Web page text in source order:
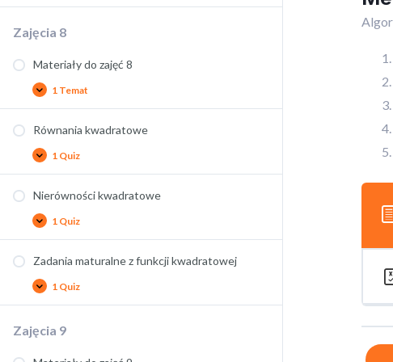
Zajęcia 8
Materiały do zajęć 8
1 Temat
Równania kwadratowe
1 Quiz
Nierówności kwadratowe
1 Quiz
Zadania maturalne z funkcji kwadratowej
1 Quiz
Zajęcia 9